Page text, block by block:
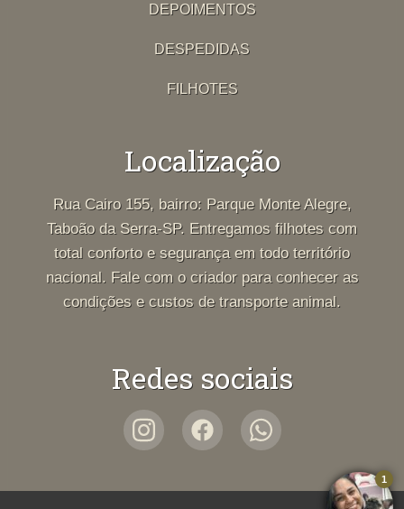
DEPOIMENTOS
DESPEDIDAS
FILHOTES
Localização
Rua Cairo 155, bairro: Parque Monte Alegre,
Taboão da Serra-SP. Entregamos filhotes com
total conforto e segurança em todo território
nacional. Fale com o criador para conhecer as
condições e custos de transporte animal.
Redes sociais